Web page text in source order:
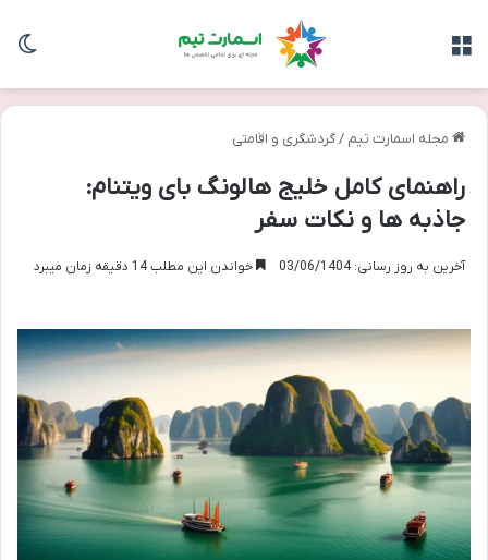
مجله اسمارت تیم /گردشگری و اقامتی
راهنمای کامل خلیج هالونگ بای ویتنام:
جاذبه ها و نکات سفر
آخرین به روز رسانی: 03/06/1404 خواندن این مطلب 14 دقیقه زمان میبرد